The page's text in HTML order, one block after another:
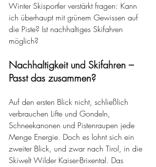
Winter Skisportler verstärkt fragen: Kann
ich überhaupt mit grünem Gewissen auf
die Piste? Ist nachhaltiges Skifahren
möglich?
Nachhaltigkeit und Skifahren –
Passt das zusammen?
Auf den ersten Blick nicht, schließlich
verbrauchen Lifte und Gondeln,
Schneekanonen und Pistenraupen jede
Menge Energie. Doch es lohnt sich ein
zweiter Blick, und zwar nach Tirol, in die
Skiwelt Wilder Kaiser-Brixental. Das